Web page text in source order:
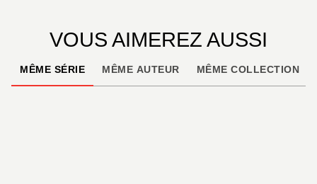
VOUS AIMEREZ AUSSI
MÊME SÉRIE MÊME AUTEUR MÊME COLLECTION